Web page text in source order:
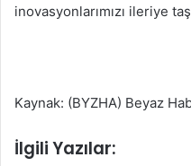
inovasyonlarımızı ileriye
Kaynak: (BYZHA) Beyaz
İlgili Yazılar: